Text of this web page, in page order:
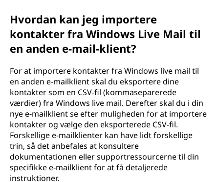
Hvordan kan jeg importere
kontakter fra Windows Live Mail til
en anden e-mail-klient?
For at importere kontakter fra Windows live mail til
en anden e-mailklient skal du eksportere dine
kontakter som en CSV-fil (kommaseparerede
værdier) fra Windows live mail. Derefter skal du i din
nye e-mailklient se efter muligheden for at importere
kontakter og vælge den eksporterede CSV-fil.
Forskellige e-mailklienter kan have lidt forskellige
trin, så det anbefales at konsultere
dokumentationen eller supportressourcerne til din
specifikke e-mailklient for at få detaljerede
instruktioner.